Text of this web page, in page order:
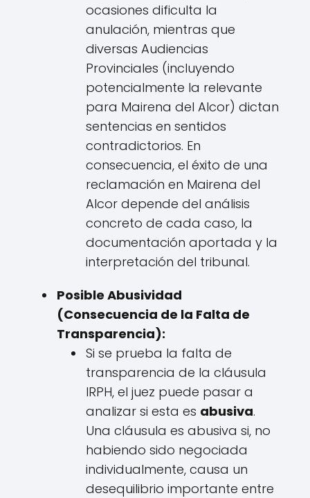
ocasiones dificulta la
anulación, mientras que
diversas Audiencias
Provinciales (incluyendo
potencialmente la relevante
para Mairena del Alcor) dictan
sentencias en sentidos
contradictorios. En
consecuencia, el éxito de una
reclamación en Mairena del
Alcor depende del análisis
concreto de cada caso, la
documentación aportada y la
interpretación del tribunal.
Posible Abusividad
(Consecuencia de la Falta de
Transparencia):
Si se prueba la falta de
transparencia de la cláusula
IRPH, el juez puede pasar a
analizar si esta es abusiva.
Una cláusula es abusiva si, no
habiendo sido negociada
individualmente, causa un
desequilibrio importante entre